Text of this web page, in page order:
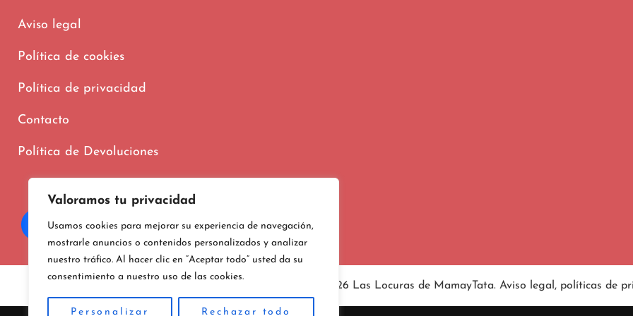
Valoramos tu privacidad
Usamos cookies para mejorar su experiencia de navegación,
mostrarle anuncios o contenidos personalizados y analizar
nuestro tráfico. Al hacer clic en “Aceptar todo” usted da su
consentimiento a nuestro uso de las cookies.
Personalizar Rechazar todo
Aviso legal
Política de cookies
Política de privacidad
Contacto
Política de Devoluciones
Copyright © 2024-2026 Las Locuras de MamayTata. Aviso legal , políticas de